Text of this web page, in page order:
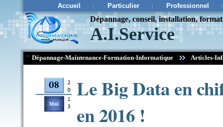
Accueil Particulier Professionnel
Dépannage, conseil, installation,
A.I.Service
¨ Dépannage-Maintenance-Formation-Informatique Articles-
Le Big Data en
en 2016 !